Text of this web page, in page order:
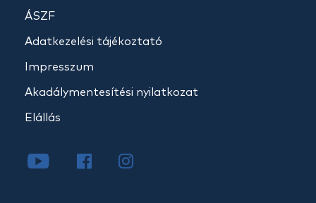
ÁSZF
Adatkezelési tájékoztató
Impresszum
Akadálymentesítési nyilatkozat
Elállás